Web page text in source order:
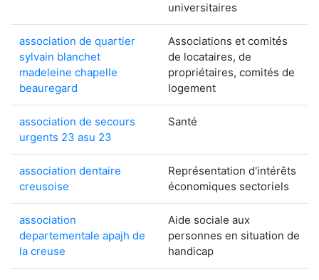
universitaires
association de quartier
sylvain blanchet
madeleine chapelle
beauregard
Associations et comités
de locataires, de
propriétaires, comités de
logement
association de secours
urgents 23 asu 23
Santé
association dentaire
creusoise
Représentation d'intérêts
économiques sectoriels
association
departementale apajh de
la creuse
Aide sociale aux
personnes en situation de
handicap